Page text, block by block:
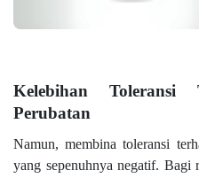
Kelebihan
Perubatan
Namun, membina toleransi
yang sepenuhnya negatif. Bagi